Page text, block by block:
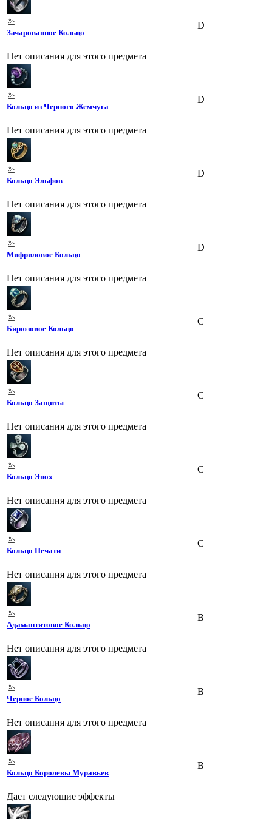
Зачарованное Кольцо
Нет описания для этого предмета
D
Кольцо из Черного Жемчуга
Нет описания для этого предмета
D
Кольцо Эльфов
Нет описания для этого предмета
D
Мифриловое Кольцо
Нет описания для этого предмета
D
Бирюзовое Кольцо
Нет описания для этого предмета
C
Кольцо Защиты
Нет описания для этого предмета
C
Кольцо Эпох
Нет описания для этого предмета
C
Кольцо Печати
Нет описания для этого предмета
C
Адамантитовое Кольцо
Нет описания для этого предмета
B
Черное Кольцо
Нет описания для этого предмета
B
Кольцо Королевы Муравьев
Дает следующие эффекты
B